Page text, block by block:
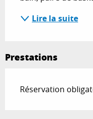
Lire la suite
Prestations
Réservation